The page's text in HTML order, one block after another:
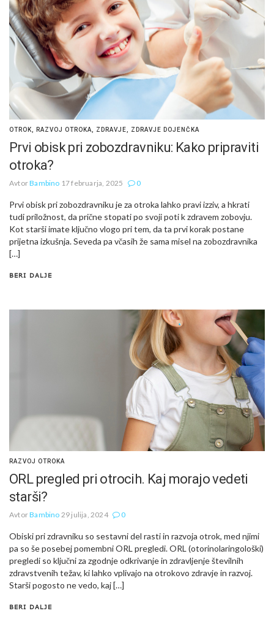
OTROK RAZVOJ OTROKA ZDRAVJE ZDRAVJE DOJENČKA
Prvi obisk pri zobozdravniku: Kako pripraviti
otroka?
AvtorBambino 17 februarja, 2025 0
Prvi obisk pri zobozdravniku je za otroka lahko pravi izziv, a hkrati
tudi priložnost, da prične stopati po svoji poti k zdravem zobovju.
Kot starši imate ključno vlogo pri tem, da ta prvi korak postane
prijetna izkušnja. Seveda pa včasih že sama misel na zobozdravnika
[…]
BERI DALJE
RAZVOJ OTROKA
ORL pregled pri otrocih. Kaj morajo vedeti
starši?
AvtorBambino 29 julija, 2024 0
Obiski pri zdravniku so sestavni del rasti in razvoja otrok, med njimi
pa so še posebej pomembni ORL pregledi. ORL (otorinolaringološki)
pregledi so ključni za zgodnje odkrivanje in zdravljenje številnih
zdravstvenih težav, ki lahko vplivajo na otrokovo zdravje in razvoj.
Starši pogosto ne vedo, kaj […]
BERI DALJE